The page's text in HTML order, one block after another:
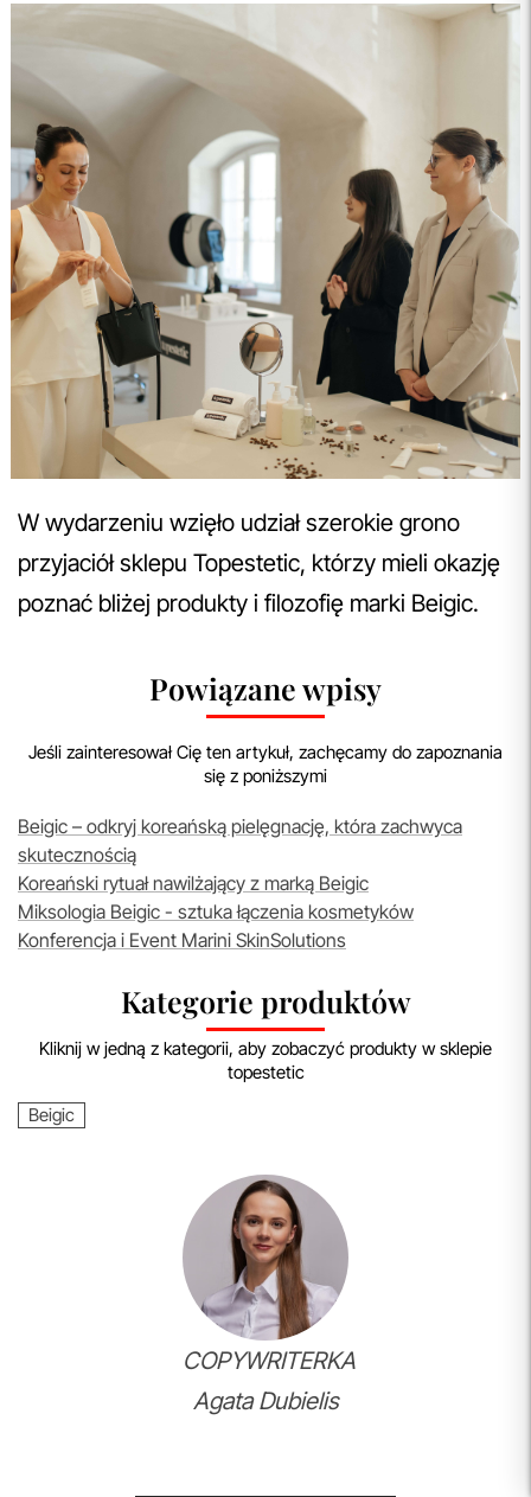
W wydarzeniu wzięło udział szerokie grono
przyjaciół sklepu Topestetic, którzy mieli okazję
poznać bliżej produkty i filozofię marki Beigic.
Powiązane wpisy
Jeśli zainteresował Cię ten artykuł, zachęcamy do zapoznania
się z poniższymi
Beigic – odkryj koreańską pielęgnację, która zachwyca
skutecznością
Koreański rytuał nawilżający z marką Beigic
Miksologia Beigic - sztuka łączenia kosmetyków
Konferencja i Event Marini SkinSolutions
Kategorie produktów
Kliknij w jedną z kategorii, aby zobaczyć produkty w sklepie
topestetic
Beigic
COPYWRITERKA
Agata Dubielis